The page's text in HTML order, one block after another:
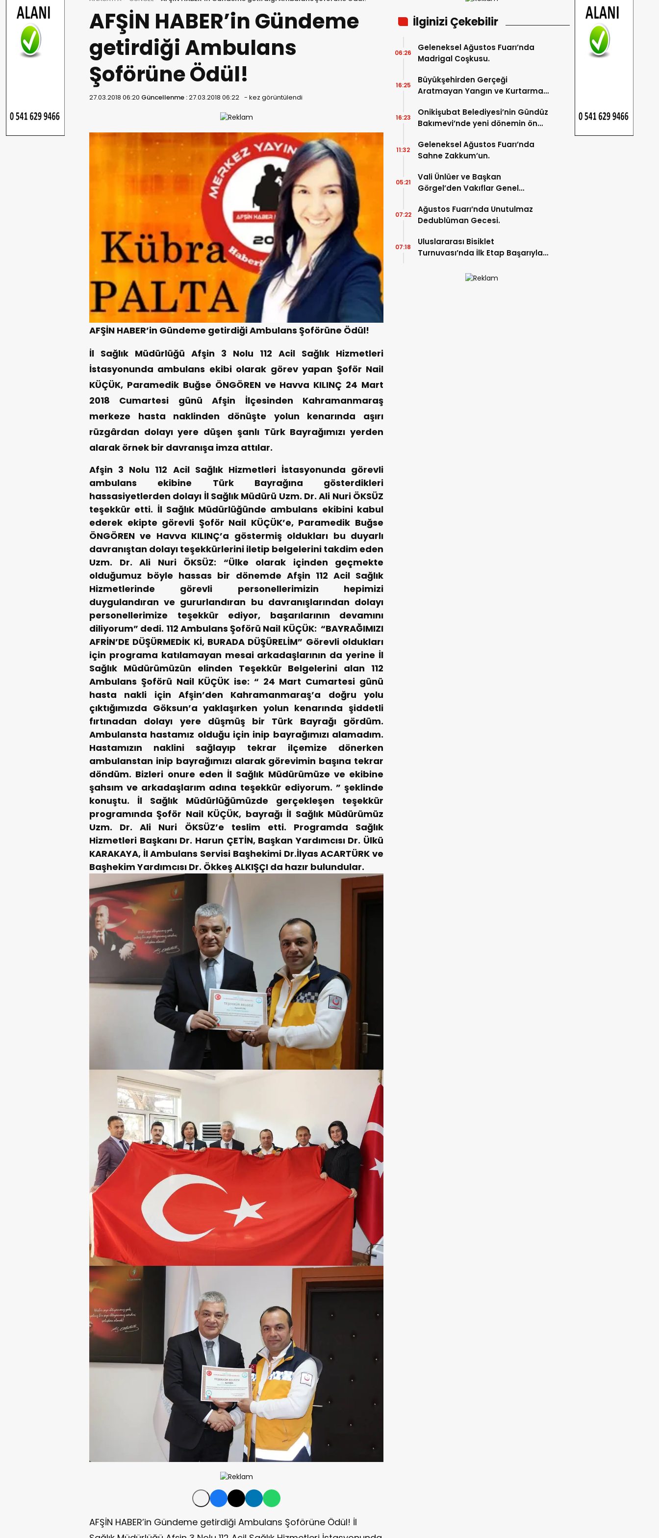
AFŞİN HABER’in Gündeme
getirdiği Ambulans
Şoförüne Ödül!
27.03.2018 06:20 Güncellenme :27.03.2018 06:22 - kez görüntülendi
AFŞİN HABER’in Gündeme getirdiği Ambulans Şoförüne Ödül!
İl Sağlık Müdürlüğü Afşin 3 Nolu 112 Acil Sağlık Hizmetleri
İstasyonunda ambulans ekibi olarak görev yapan Şoför Nail
KÜÇÜK, Paramedik Buğse ÖNGÖREN ve Havva KILINÇ 24 Mart
2018 Cumartesi günü Afşin İlçesinden Kahramanmaraş
merkeze hasta naklinden dönüşte yolun kenarında aşırı
rüzgârdan dolayı yere düşen şanlı Türk Bayrağımızı yerden
alarak örnek bir davranışa imza attılar.
Afşin 3 Nolu 112 Acil Sağlık Hizmetleri İstasyonunda görevli
ambulans ekibine Türk Bayrağına gösterdikleri
hassasiyetlerden dolayı İl Sağlık Müdürü Uzm. Dr. Ali Nuri ÖKSÜZ
teşekkür etti. İl Sağlık Müdürlüğünde ambulans ekibini kabul
ederek ekipte görevli Şoför Nail KÜÇÜK’e, Paramedik Buğse
ÖNGÖREN ve Havva KILINÇ’a göstermiş oldukları bu duyarlı
davranıştan dolayı teşekkürlerini iletip belgelerini takdim eden
Uzm. Dr. Ali Nuri ÖKSÜZ: “Ülke olarak içinden geçmekte
olduğumuz böyle hassas bir dönemde Afşin 112 Acil Sağlık
Hizmetlerinde görevli personellerimizin hepimizi
duygulandıran ve gururlandıran bu davranışlarından dolayı
personellerimize teşekkür ediyor, başarılarının devamını
diliyorum” dedi. 112 Ambulans Şoförü Nail KÜÇÜK: “BAYRAĞIMIZI
AFRİN’DE DÜŞÜRMEDİK Kİ, BURADA DÜŞÜRELİM” Görevli oldukları
için programa katılamayan mesai arkadaşlarının da yerine İl
Sağlık Müdürümüzün elinden Teşekkür Belgelerini alan 112
Ambulans Şoförü Nail KÜÇÜK ise: “ 24 Mart Cumartesi günü
hasta nakli için Afşin’den Kahramanmaraş’a doğru yolu
çıktığımızda Göksun’a yaklaşırken yolun kenarında şiddetli
fırtınadan dolayı yere düşmüş bir Türk Bayrağı gördüm.
Ambulansta hastamız olduğu için inip bayrağımızı alamadım.
Hastamızın naklini sağlayıp tekrar ilçemize dönerken
ambulanstan inip bayrağımızı alarak görevimin başına tekrar
döndüm. Bizleri onure eden İl Sağlık Müdürümüze ve ekibine
şahsım ve arkadaşlarım adına teşekkür ediyorum. ” şeklinde
konuştu.
İl Sağlık Müdürlüğümüzde gerçekleşen teşekkür
programında Şoför Nail KÜÇÜK, bayrağı İl Sağlık Müdürümüz
Uzm. Dr. Ali Nuri ÖKSÜZ’e teslim etti. Programda Sağlık
Hizmetleri Başkanı Dr. Harun ÇETİN, Başkan Yardımcısı Dr. Ülkü
KARAKAYA, İl Ambulans Servisi Başhekimi Dr.İlyas ACARTÜRK ve
Başhekim Yardımcısı Dr. Ökkeş ALKIŞÇI da hazır bulundular.
AFŞİN HABER’in Gündeme getirdiği Ambulans Şoförüne Ödül! İl
İlginizi Çekebilir
Geleneksel Ağustos Fuarı’nda
Madrigal Coşkusu.
06:26
Büyükşehirden Gerçeği
Aratmayan Yangın ve Kurtarma
16:25
Onikişubat Belediyesi’nin Gündüz
Bakımevi’nde yeni dönemin ön
16:23
Geleneksel Ağustos Fuarı’nda
Sahne Zakkum’un.
11:32
Vali Ünlüer ve Başkan
Görgel’den Vakıflar Genel
05:21
Ağustos Fuarı’nda Unutulmaz
Dedublüman Gecesi.
07:22
Uluslararası Bisiklet
Turnuvası’nda İlk Etap Başarıyla
07:18